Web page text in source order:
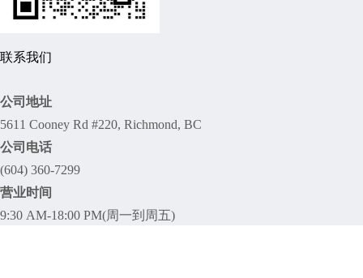
联系我们
公司地址
5611 Cooney Rd #220, Richmond, BC
公司电话
(604) 360-7299
营业时间
9:30 AM-18:00 PM(周一到周五)